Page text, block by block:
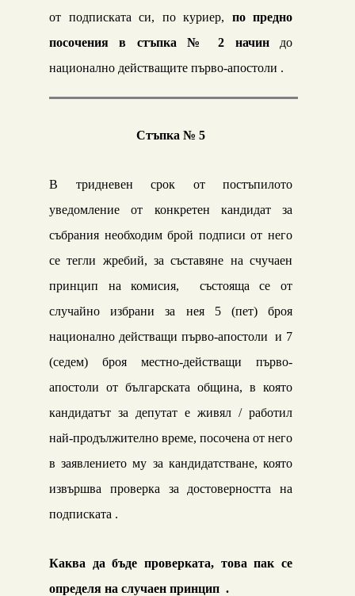
от подписката си, по куриер, по предно
посочения в стъпка № 2 начиндо
национално действащите първо-апостоли .
Стъпка № 5
В тридневен срок от постъпилото
уведомление от конкретен кандидат за
събрания необходим брой подписи от него
се тегли жребий, за съставяне на счучаен
принцип на комисия, състояща се от
случайно избрани за нея 5(пет) броя
национално действащи първо-апостоли и 7
(седем) броя местно-действащи първо-
апостоли от българската община, в която
кандидатът за депутат е живял / работил
най-продължително време, посочена от него
в заявлението му за кандидатстване, която
извършва проверка за достоверността на
подписката .
Каква да бъде проверката, това пак се
определя на случаен принцип .